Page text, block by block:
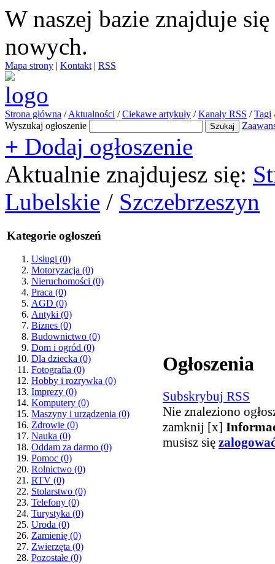
W naszej bazie znajduje się
nowych.
Mapa strony | Kontakt | RSS
Strona główna / Aktualności / Ciekawe artykuły / Kanały RSS / Tagi
Wyszukaj ogłoszenie
+ Dodaj ogłoszenie
Aktualnie znajdujesz się:
Lubelskie / Szczebrzeszyn
Kategorie ogłoszeń
Usługi (0)
Motoryzacja (0)
Nieruchomości (0)
Praca (0)
AGD (0)
Antyki (0)
Biznes (0)
Budownictwo (0)
Dom i ogród (0)
Dla dziecka (0)
Fotografia (0)
Hobby i rozrywka (0)
Imprezy (0)
Komputery (0)
Maszyny i urządzenia (0)
Zdrowie (0)
Nauka (0)
Oddam za darmo (0)
Pomoc (0)
Rolnictwo (0)
RTV (0)
Stolarstwo (0)
Telefony (0)
Turystyka (0)
Uroda (0)
Zamienię (0)
Zwierzęta (0)
Pozostałe (0)
Ogłoszenia
Subskrybuj RSS
Nie znaleziono
zamknij [x]
musisz się